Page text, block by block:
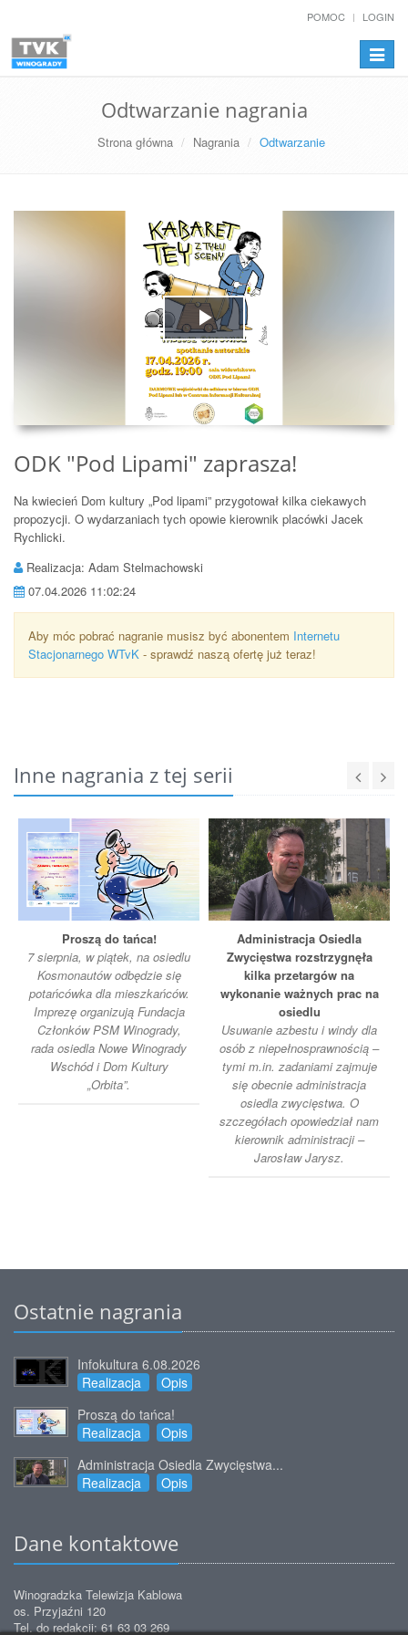
POMOC LOGIN
Odtwarzanie nagrania
Strona główna Nagrania Odtwarzanie
Play
Video
ODK "Pod Lipami" zaprasza!
Na kwiecień Dom kultury „Pod lipami” przygotował kilka ciekawych
propozycji. O wydarzaniach tych opowie kierownik placówki Jacek
Rychlicki.
Realizacja: Adam Stelmachowski
07.04.2026 11:02:24
Aby móc pobrać nagranie musisz być abonentem Internetu
Stacjonarnego WTvK - sprawdź naszą ofertę już teraz!
Inne nagrania z tej serii
Proszą do tańca!
7 sierpnia, w piątek, na osiedlu
Kosmonautów odbędzie się
potańcówka dla mieszkańców.
Imprezę organizują Fundacja
Członków PSM Winogrady,
rada osiedla Nowe Winogrady
Wschód i Dom Kultury
„Orbita”.
Administracja Osiedla
Zwycięstwa rozstrzygnęła
kilka przetargów na
wykonanie ważnych prac na
osiedlu
Usuwanie azbestu i windy dla
osób z niepełnosprawnością –
tymi m.in. zadaniami zajmuje
się obecnie administracja
osiedla zwycięstwa. O
szczegółach opowiedział nam
kierownik administracji –
Jarosław Jarysz.
Ostatnie nagrania
Infokultura 6.08.2026
Realizacja
Opis
Proszą do tańca!
Realizacja
Opis
Administracja Osiedla Zwycięstwa...
Realizacja
Opis
Dane kontaktowe
Winogradzka Telewizja Kablowa
os. Przyjaźni 120
Tel. do redakcji: 61 63 03 269